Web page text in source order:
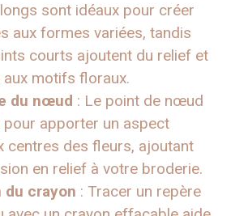
sont idéaux pour créer
aux formes variées, tandis
courts ajoutent du relief et
aux motifs floraux.
du nœud : Le point de nœud
apporter un aspect
centres des fleurs, ajoutant
en relief à votre broderie.
du crayon : Tracer un repère